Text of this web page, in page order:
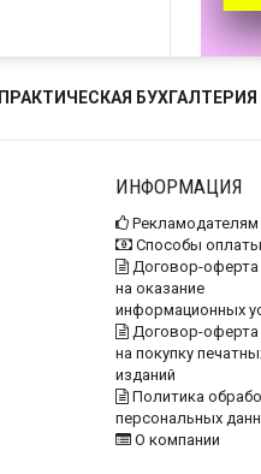
ПРАКТИЧЕСКАЯ БУХГАЛТЕРИЯ
ИНФОРМАЦИЯ
Рекламодателям
Способы оплаты
Договор-оферта
на оказание
информационных
Договор-оферта
на покупку
изданий
Политика
персональных
О компании